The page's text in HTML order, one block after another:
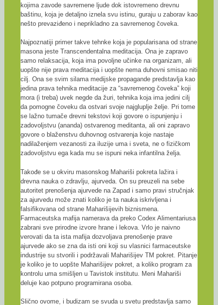
kojima zavode savremene ljude dok istovremeno drevnu
baštinu, koja je detaljno iznela svu istinu, guraju u zaborav kao
nešto prevaziđeno i neprikladno za savremenog čoveka.
Najpoznatiji primer takve tehnke koja je popularisana od strane
masona jeste Transcendentalna meditacija. Ona je zapravo
samo relaksacija, koja ima povoljne učinke na organizam, ali
uopšte nije prava meditacija i uopšte nema duhovni smisao niti
cilj. Ona se svim silama medijske propagande predstavlja kao
jedina prava tehnika meditacije za “savremenog čoveka” koji
mora (i treba) uvek negde da žuri, tehnika koja ima jedini cilj
da pomogne čoveku da ostvari svoje najgluplje želje. Pri tome
se lažno tumače drevni tekstovi koji govore o ispunjenju i
zadovoljstvu (ananda) ostvarenog meditanta, ali oni zapravo
govore o blaženstvu duhovnog ostvarenja koje nastaje
nadilaženjem vezanosti za iluzije uma i sveta, ne o fizičkom
zadovoljstvu ega kada mu se ispuni neka infantilna želja.
Takođe se u okviru masonskog Mahariši pokreta lažira i
drevna nauka o zdravlju, ajurveda. On su preuzeli na sebe
autoritet prenošenja ajurvede na Zapad i samo pravi stručnjak
za ajurvedu može znati koliko je ta nauka iskrivljena i
falsifikovana od strane Maharišijevih biznismena.
Farmaceutska mafija namerava da preko Codex Alimentariusa
zabrani sve prirodne izvore hrane i lekova. Vrlo je naivno
verovati da ta ista mafija dozvoljava prenošenje prave
ajurvede ako se zna da isti oni koji su vlasnici farmaceutske
industrije su stvorili i podržavali Maharišijev TM pokret. Pitanje
je koliko je to uopšte Maharišijev pokret, a koliko program za
kontrolu uma smišljen u Tavistok institutu. Meni Mahariši
deluje kao potpuno programirana osoba.
Slično ovome, i budizam se svuda u svetu predstavlja samo